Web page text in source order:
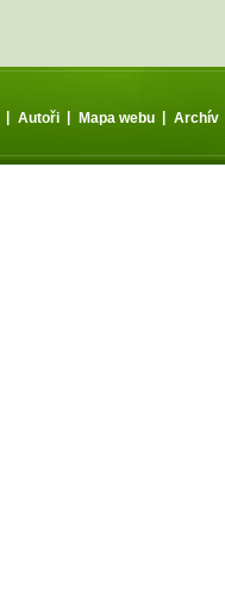
| Autoři | Mapa webu | Archív